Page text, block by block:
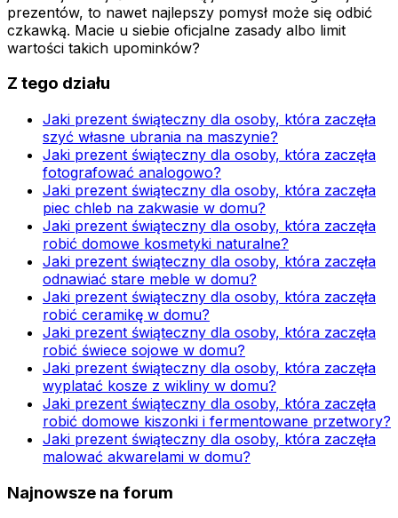
prezentów, to nawet najlepszy pomysł może się odbić
czkawką. Macie u siebie oficjalne zasady albo limit
wartości takich upominków?
Z tego działu
Jaki prezent świąteczny dla osoby, która zaczęła
szyć własne ubrania na maszynie?
Jaki prezent świąteczny dla osoby, która zaczęła
fotografować analogowo?
Jaki prezent świąteczny dla osoby, która zaczęła
piec chleb na zakwasie w domu?
Jaki prezent świąteczny dla osoby, która zaczęła
robić domowe kosmetyki naturalne?
Jaki prezent świąteczny dla osoby, która zaczęła
odnawiać stare meble w domu?
Jaki prezent świąteczny dla osoby, która zaczęła
robić ceramikę w domu?
Jaki prezent świąteczny dla osoby, która zaczęła
robić świece sojowe w domu?
Jaki prezent świąteczny dla osoby, która zaczęła
wyplatać kosze z wikliny w domu?
Jaki prezent świąteczny dla osoby, która zaczęła
robić domowe kiszonki i fermentowane przetwory?
Jaki prezent świąteczny dla osoby, która zaczęła
malować akwarelami w domu?
Najnowsze na forum